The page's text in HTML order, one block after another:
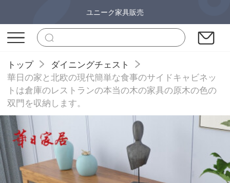
ユニーク家具販売
トップ
ダイニングチェスト
華日の家と北欧の現代簡単な食事のサイドキャビネッ
トは倉庫のレストランの本当の木の家具の原木の色の
双門を収納します。